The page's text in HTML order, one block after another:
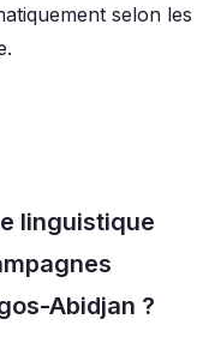
selon les
linguistique
Abidjan ?